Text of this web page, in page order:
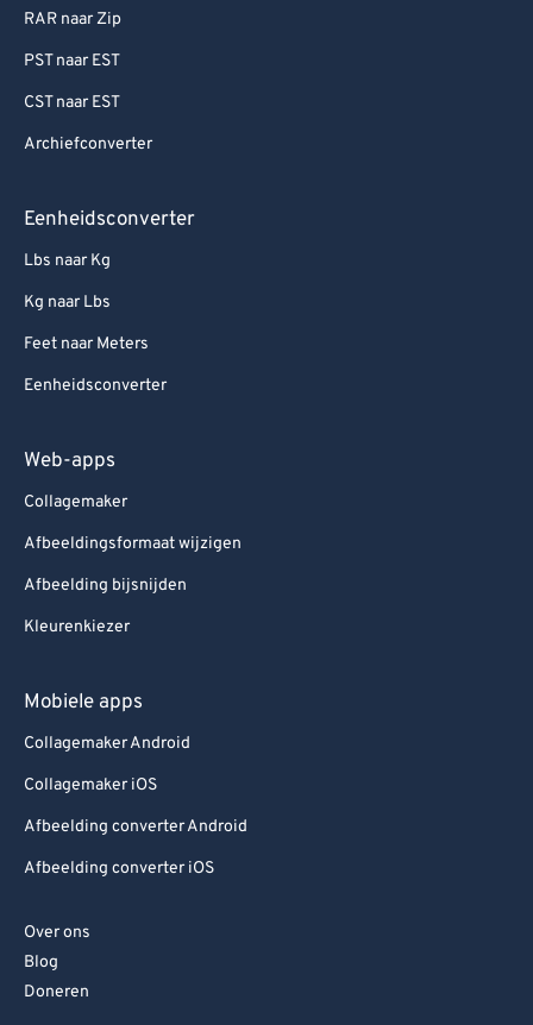
RAR naar Zip
PST naar EST
CST naar EST
Archiefconverter
Eenheidsconverter
Lbs naar Kg
Kg naar Lbs
Feet naar Meters
Eenheidsconverter
Web-apps
Collagemaker
Afbeeldingsformaat wijzigen
Afbeelding bijsnijden
Kleurenkiezer
Mobiele apps
Collagemaker Android
Collagemaker iOS
Afbeelding converter Android
Afbeelding converter iOS
Over ons
Blog
Doneren